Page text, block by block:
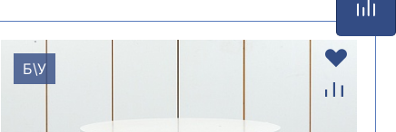
Б\У